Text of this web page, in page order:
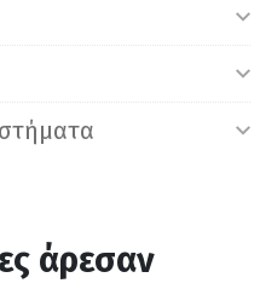
άρεσαν